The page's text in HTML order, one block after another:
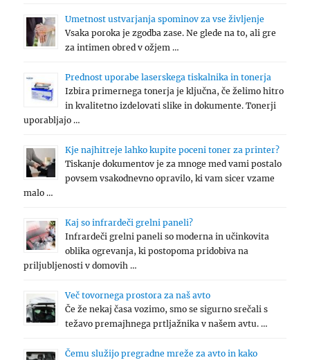
Umetnost ustvarjanja spominov za vse življenje
Vsaka poroka je zgodba zase. Ne glede na to, ali gre
za intimen obred v ožjem …
Prednost uporabe laserskega tiskalnika in tonerja
Izbira primernega tonerja je ključna, če želimo hitro
in kvalitetno izdelovati slike in dokumente. Tonerji
uporabljajo …
Kje najhitreje lahko kupite poceni toner za printer?
Tiskanje dokumentov je za mnoge med vami postalo
povsem vsakodnevno opravilo, ki vam sicer vzame
malo …
Kaj so infrardeči grelni paneli?
Infrardeči grelni paneli so moderna in učinkovita
oblika ogrevanja, ki postopoma pridobiva na
priljubljenosti v domovih …
Več tovornega prostora za naš avto
Če že nekaj časa vozimo, smo se sigurno srečali s
težavo premajhnega prtljažnika v našem avtu. …
Čemu služijo pregradne mreže za avto in kako